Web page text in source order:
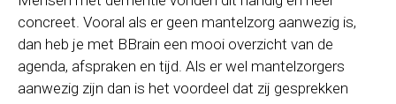
concreet. Vooral als er geen mantelzorg aanwezig is,
dan heb je met BBrain een mooi overzicht van de
agenda, afspraken en tijd. Als er wel mantelzorgers
aanwezig zijn dan is het voordeel dat zij gesprekken